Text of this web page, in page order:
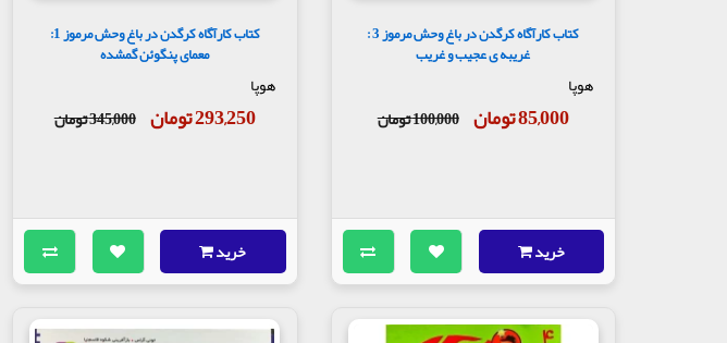
کتاب کارآگاه کرگدن در باغ وحش مرموز 3 :
غریبه ی عجیب و غریب
هوپا
85,000 تومان 100,000 تومان
خرید
کتاب کارآگاه کرگدن در باغ وحش مرموز 1:
معمای پنگوئن گمشده
هوپا
293,250 تومان 345,000 تومان
خرید